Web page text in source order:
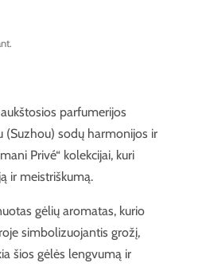
parfumerijos
(Suzhou) sodų harmonijos ir
Privé“ kolekcijai, kuri
ir meistriškumą.
gėlių aromatas, kurio
simbolizuojantis grožį,
šios gėlės lengvumą ir